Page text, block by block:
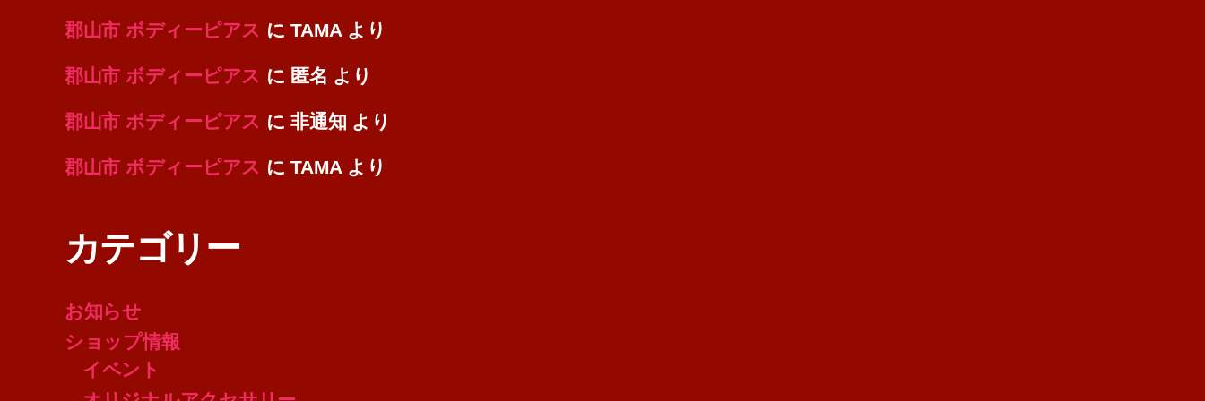
郡山市 ボディーピアス にTAMA より
郡山市 ボディーピアス に 匿名 より
郡山市 ボディーピアス に非通知 より
郡山市 ボディーピアス にTAMA より
カテゴリー
お知らせ
ショップ情報
イベント